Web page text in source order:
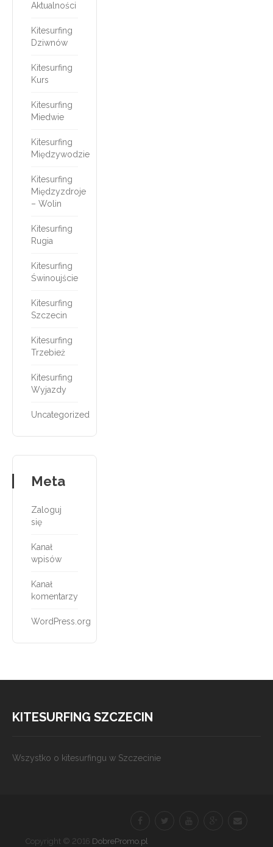
Aktualności
Kitesurfing
Dziwnów
Kitesurfing
Kurs
Kitesurfing
Miedwie
Kitesurfing
Międzywodzie
Kitesurfing
Międzyzdroje
– Wolin
Kitesurfing
Rugia
Kitesurfing
Świnoujście
Kitesurfing
Szczecin
Kitesurfing
Trzebież
Kitesurfing
Wyjazdy
Uncategorized
Meta
Zaloguj
się
Kanał
wpisów
Kanał
komentarzy
WordPress.org
KITESURFING SZCZECIN
Wszystko o kitesurfingu w Szczecinie
Copyright © 2016 DobrePromo.pl